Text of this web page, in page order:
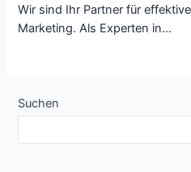
Wir sind Ihr Partner für
Marketing. Als Experten in…
Suchen